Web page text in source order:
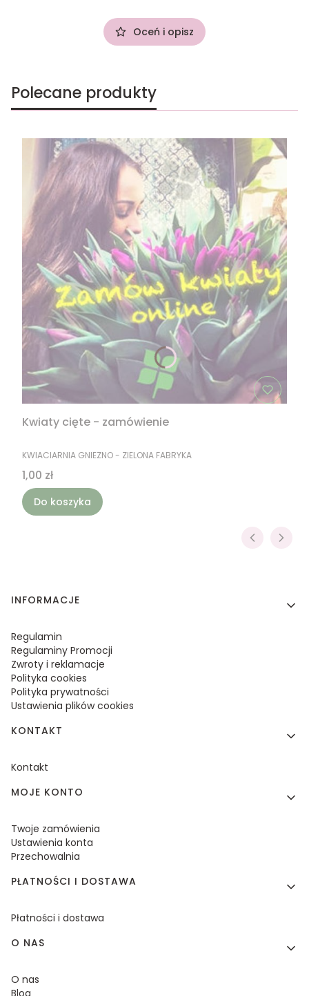
Oceń i opisz
Polecane produkty
Kwiaty cięte - zamówienie
PRODUCENT
KWIACIARNIA GNIEZNO - ZIELONA FABRYKA
Cena
1,00 zł
Do koszyka
Linki w stopce
INFORMACJE
Regulamin
Regulaminy Promocji
Zwroty i reklamacje
Polityka cookies
Polityka prywatności
Ustawienia plików cookies
KONTAKT
Kontakt
MOJE KONTO
Twoje zamówienia
Ustawienia konta
Przechowalnia
PŁATNOŚCI I DOSTAWA
Płatności i dostawa
O NAS
O nas
Blog